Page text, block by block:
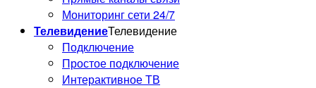
Мониторинг сети 24/7
ТелевидениеТелевидение
Подключение
Простое подключение
Интерактивное ТВ